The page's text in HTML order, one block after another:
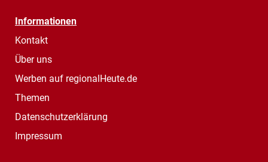
Informationen
Kontakt
Über uns
Werben auf regionalHeute.de
Themen
Datenschutzerklärung
Impressum